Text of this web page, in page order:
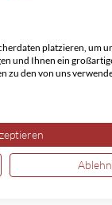
platzieren, um
und Ihnen ein
zu den von uns